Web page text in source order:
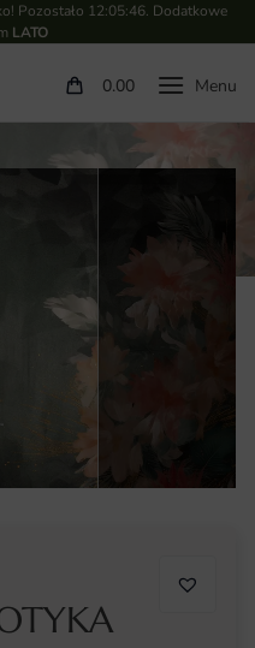
Pozostało 12:05:45. Dodatkowe
LATO
0.00